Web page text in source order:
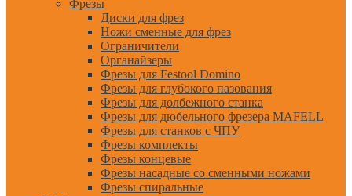
Фрезы
Диски для фрез
Ножи сменные для фрез
Ограничители
Органайзеры
Фрезы для Festool Domino
Фрезы для глубокого пазования
Фрезы для долбежного станка
Фрезы для дюбельного фрезера MAFELL
Фрезы для станков с ЧПУ
Фрезы комплекты
Фрезы концевые
Фрезы насадные со сменными ножами
Фрезы спиральные